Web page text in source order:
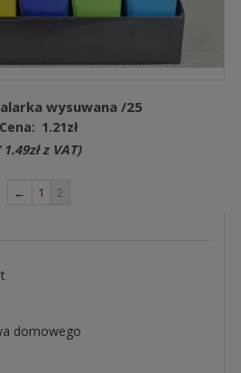
wysuwana /25
Cena: 1.21zł
1.49złz VAT)
← 1 2
domowego